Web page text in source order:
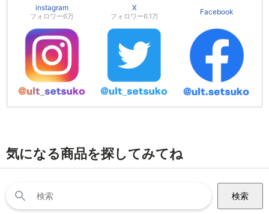
instagram
フォロワー6万
X
フォロワー6.1万
Facebook
気になる商品を探してみてね
索: